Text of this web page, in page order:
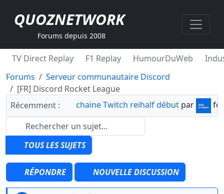
QUOZNETWORK
Forums depuis 2008
TV Direct Replay F1 Replay HumourDuWeb
Forums
Serveur communautaire Discord
[FR] Discord Rocket League
Récemment :
chaine Twitch reihalf début par
TOUS LES SUJETS
RÉPONDRE NOUVELLE DISCUSSION